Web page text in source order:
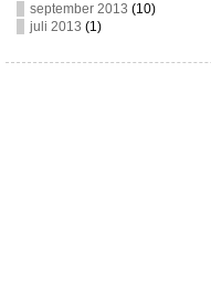
september 2013 (10)
juli 2013 (1)